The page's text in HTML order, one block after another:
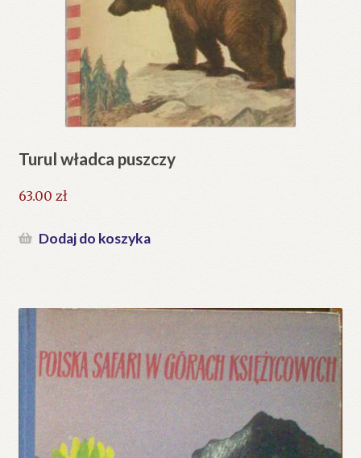
Turul władca puszczy
63.00 zł
Dodaj do koszyka